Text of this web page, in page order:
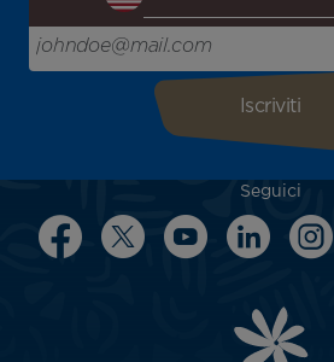
Inserisci la tua email qui
Seguici